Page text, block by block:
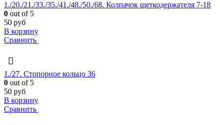
1./20./21./33./35./41./48./50./68. Колпачок щеткодержателя 7-18
0 out of 5
50 руб
В корзину
Сравнить
1./27. Стопорное кольцо 36
0 out of 5
50 руб
В корзину
Сравнить